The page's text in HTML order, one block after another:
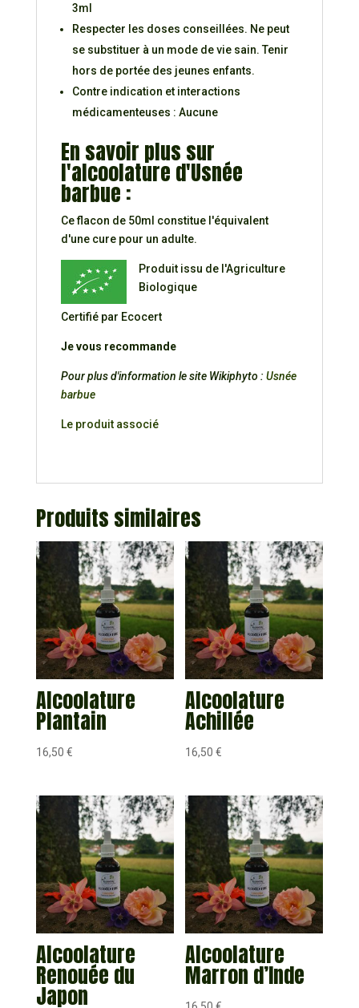
3ml
Respecter les doses conseillées. Ne peut
se substituer à un mode de vie sain. Tenir
hors de portée des jeunes enfants.
Contre indication et interactions
médicamenteuses : Aucune
En savoir plus sur
l'alcoolature d'Usnée
barbue :
Ce flacon de 50ml constitue l'équivalent
d'une cure pour un adulte.
Produit issu de l'Agriculture
Biologique
Certifié par Ecocert
Je vous recommande
Pour plus d'information le site Wikiphyto : Usnée
barbue
Le produit associé
Produits similaires
Alcoolature
Plantain
16,50 €
Alcoolature
Achillée
16,50€
Alcoolature
Renouée du
Japon
Alcoolature
Marron d’Inde